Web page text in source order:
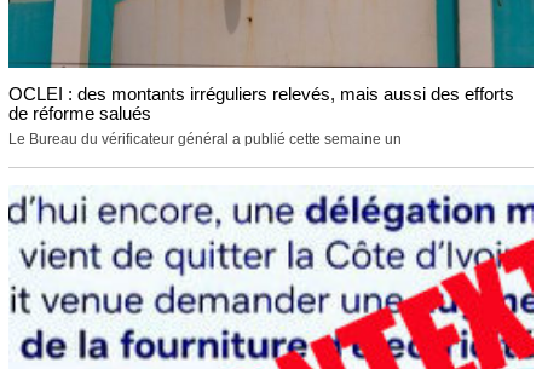
OCLEI : des montants irréguliers relevés, mais aussi des efforts
de réforme salués
Le Bureau du vérificateur général a publié cette semaine un